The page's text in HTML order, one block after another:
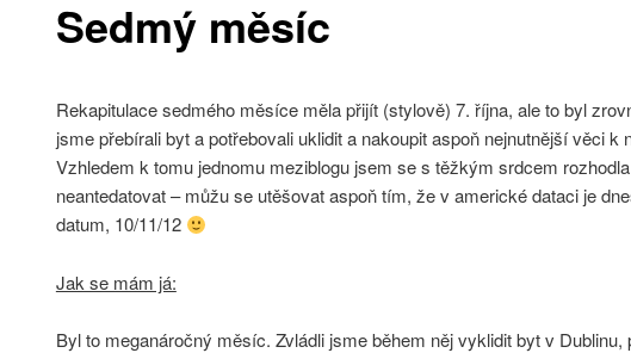
Sedmý měsíc
Rekapitulace sedmého měsíce měla přijít (stylově) 7. října, ale to byl
jsme přebírali byt a potřebovali uklidit a nakoupit aspoň nejnutnější věci k
Vzhledem k tomu jednomu meziblogu jsem se s těžkým srdcem
neantedatovat – můžu se utěšovat aspoň tím, že v americké dataci je
datum, 10/11/12
Jak se mám já:
Byl to meganáročný měsíc. Zvládli jsme během něj vyklidit byt v Dublinu,